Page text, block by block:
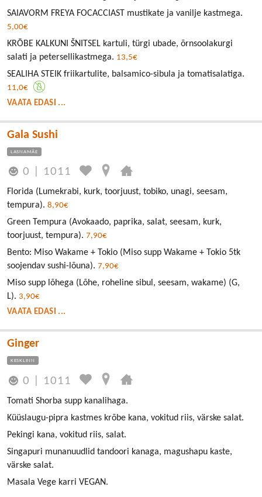
SAIAVORM FREYA FOCACCIAST mustikate ja vanilje kastmega.
5,00€
KRÕBE KALKUNI ŠNITSEL kartuli, türgi ubade, õrnsoolakurgi
salati ja petersellikastmega. 13,5€
SEALIHA STEIK friikartulite, balsamico-sibula ja tomatisalatiga.
11,0€
VAATA EDASI ...
Gala Sushi
LASNAMÄE
0 1011
Florida (Lumekrabi, kurk, toorjuust, tobiko, unagi, seesam,
tempura). 8,90€
Green Tempura (Avokaado, paprika, salat, seesam, kurk,
toorjuust, tempura). 7,90€
Bento: Miso Wakame + Tokio (Miso supp Wakame + Tokio 5tk
soojendav sushi-lõuna). 7,90€
Miso supp lõhega (Lõhe, roheline sibul, seesam, wakame) (G,
L). 3,90€
VAATA EDASI ...
Ginger
KESKLINN
0 1011
Tomati Shorba supp kanalihaga.
Küüslaugu-pipra kastmes krõbe kana, vokitud riis, värske salat.
Pekingi kana, vokitud riis, salat.
Singapuri munanuudlid tandoori kanaga, magushapu kaste,
värske salat.
Masala Vege karri VEGAN.